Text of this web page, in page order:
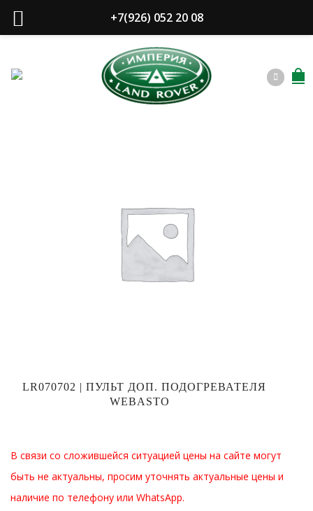
LR070702 | ПУЛЬТ ДОП. ПОДОГРЕВАТЕЛЯ
WEBASTO
В связи со сложившейся ситуацией цены на сайте могут
быть не актуальны, просим уточнять актуальные цены и
наличие по телефону или WhatsApp.
+7(926) 052 20 08